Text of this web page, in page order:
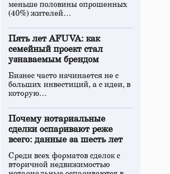
меньше половины опрошенных
(40%) жителей…
Пять лет AFUVA: как
семейный проект стал
узнаваемым брендом
Бизнес часто начинается не с
больших инвестиций, а с идеи, в
которую…
Почему нотариальные
сделки оспаривают реже
всего: данные за шесть лет
Среди всех форматов сделок с
вторичной недвижимостью